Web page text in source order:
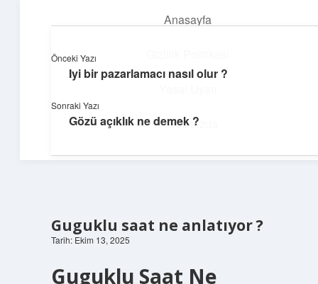
Anasayfa
Hakkımızda
Pratik Çözüm Rehberi
Hayatını kolaylaştıran zekice fikirler!
Guguklu saat ne anlatıyor ?
Tarih: Ekim 13, 2025
Guguklu Saat Ne
Önceki Yazı
Iyi bir pazarlamacı nasıl olur ?
Sonraki Yazı
Gözü açıklık ne demek ?